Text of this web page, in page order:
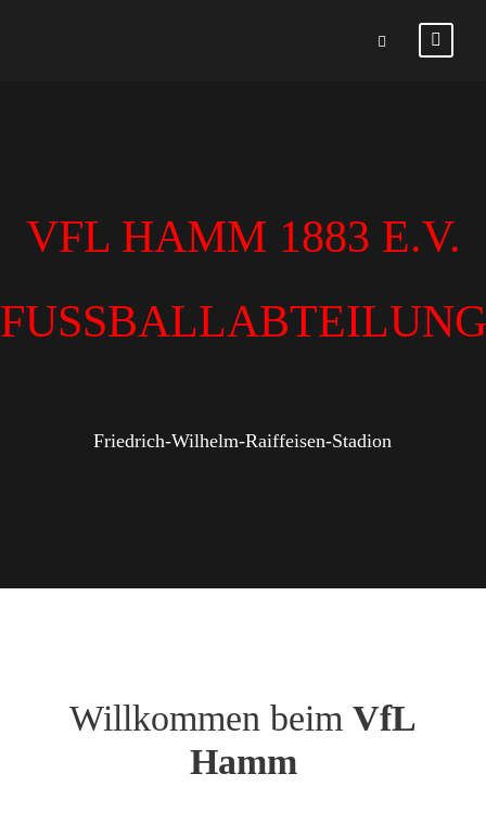
VFL HAMM 1883 E.V.
FUSSBALLABTEILUNG
Friedrich-Wilhelm-Raiffeisen-Stadion
Willkommen beim VfL
Hamm